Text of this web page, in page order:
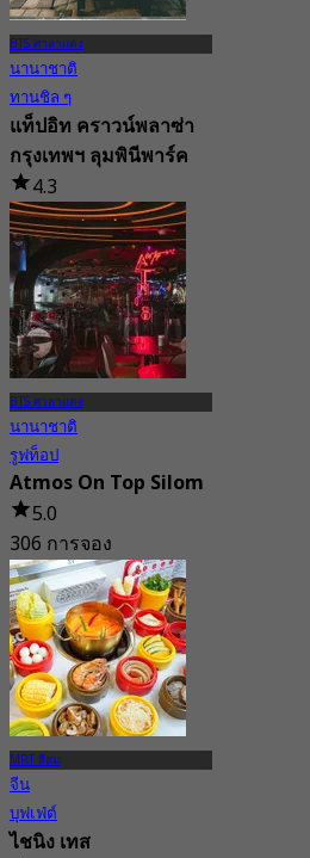
BTS ศาลาแดง
นานาชาติ
ทานชิล ๆ
แท็ปอิท คราวน์พลาซ่า
กรุงเทพฯ ลุมพินีพาร์ค
4.3
93 การจอง
จาก฿ 435
BTS ศาลาแดง
นานาชาติ
รูฟท็อป
Atmos On Top Silom
5.0
306 การจอง
จาก฿ 348.75
MRT สีลม
จีน
บุฟเฟ่ต์
ไชนิง เทส